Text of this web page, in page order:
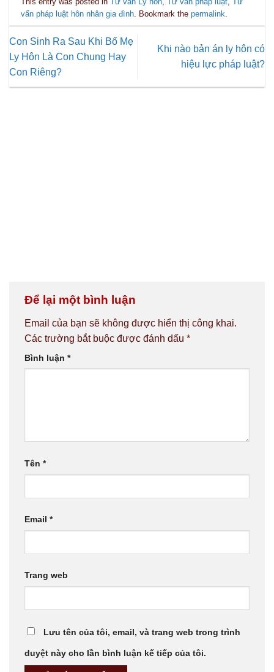
vấn pháp luật hôn nhân gia đình . Bookmark thepermalink
Con Sinh Ra Sau Khi Bố Mẹ
Ly Hôn Là Con Chung Hay
Con Riêng?
Khi nào bản án ly hôn có
hiệu lực pháp luật?
Để lại một bình luận
Email của bạn sẽ không được hiển thị công khai.
Các trường bắt buộc được đánh dấu *
Bình luận *
Tên *
Email *
Trang web
Lưu tên của tôi, email, và trang web trong trình
duyệt này cho lần bình luận kế tiếp của tôi.